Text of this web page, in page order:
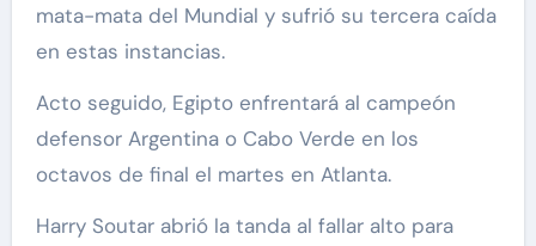
mata-mata del Mundial y sufrió su tercera caída
en estas instancias.
Acto seguido, Egipto enfrentará al campeón
defensor Argentina o Cabo Verde en los
octavos de final el martes en Atlanta.
Harry Soutar abrió la tanda al fallar alto para